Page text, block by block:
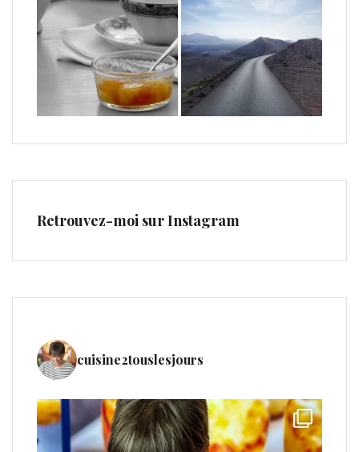
Retrouvez-moi sur Instagram
cuisine2touslesjours